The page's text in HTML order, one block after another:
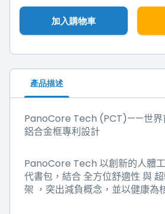
加入購物車
產品描述
PanoCore Tech (PCT)——世
鋁合金框專利設計
PanoCore Tech 以創新的人體
代書包，結合 全方位舒適性與
架 ，突出減負概念，並以健康為